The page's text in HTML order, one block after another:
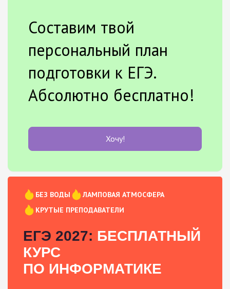
Составим твой
персональный план
подготовки к ЕГЭ.
Абсолютно бесплатно!
Хочу!
БЕЗ ВОДЫ
ЛАМПОВАЯ АТМОСФЕРА
КРУТЫЕ ПРЕПОДАВАТЕЛИ
ЕГЭ 2027: БЕСПЛАТНЫЙ
КУРС
ПО ИНФОРМАТИКЕ